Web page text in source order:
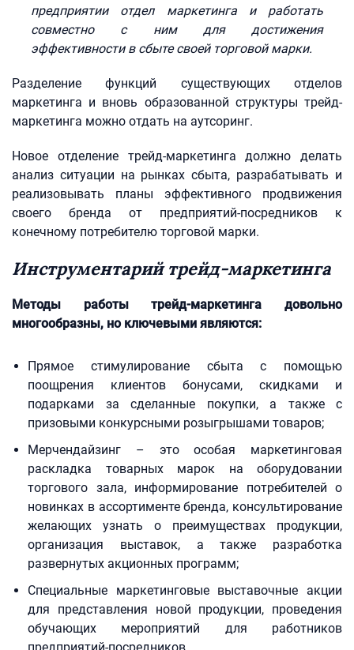
предприятии отдел маркетинга и работать
совместно с ним для достижения
эффективности в сбыте своей торговой марки.
Разделение функций существующих отделов
маркетинга и вновь образованной структуры трейд-
маркетинга можно отдать на аутсоринг.
Новое отделение трейд-маркетинга должно делать
анализ ситуации на рынках сбыта, разрабатывать и
реализовывать планы эффективного продвижения
своего бренда от предприятий-посредников к
конечному потребителю торговой марки.
Инструментарий трейд-маркетинга
Методы работы трейд-маркетинга довольно
многообразны, но ключевыми являются:
Прямое стимулирование сбыта с помощью
поощрения клиентов бонусами, скидками и
подарками за сделанные покупки, а также с
призовыми конкурсными розыгрышами товаров;
Мерчендайзинг – это особая маркетинговая
раскладка товарных марок на оборудовании
торгового зала, информирование потребителей о
новинках в ассортименте бренда, консультирование
желающих узнать о преимуществах продукции,
организация выставок, а также разработка
развернутых акционных программ;
Специальные маркетинговые выставочные акции
для представления новой продукции, проведения
обучающих мероприятий для работников